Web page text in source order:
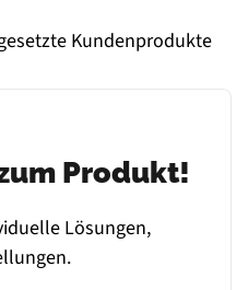
Kundenprodukte
Produkt!
Lösungen,